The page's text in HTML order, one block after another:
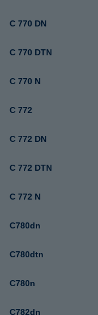
C 770 DN
C 770 DTN
C 770 N
C 772
C 772 DN
C 772 DTN
C 772 N
C780dn
C780dtn
C780n
C782dn